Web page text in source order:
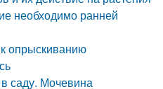
необходимо ранней
к опрыскиванию
саду. Мочевина